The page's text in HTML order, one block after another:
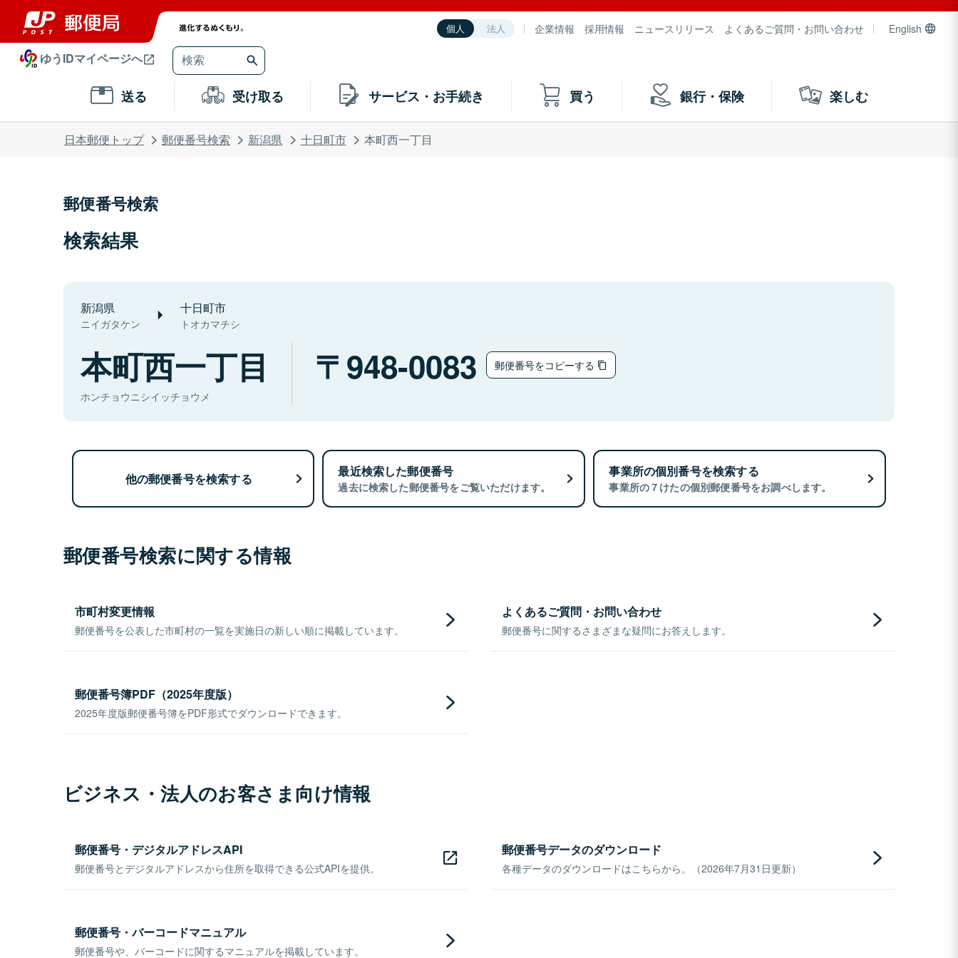
個人 法人 企業情報 採用情報 ニュースリリース よくあるご質問・お問い合わせ English
ゆうIDマイページへ
送る 受け取る サービス・お手続き 買う 銀行・保険 楽しむ
日本郵便トップ 郵便番号検索 新潟県 十日町市 本町西一丁目
郵便番号検索
検索結果
新潟県
ニイガタケン
十日町市
トオカマチシ
本町西一丁目
ホンチョウニシイッチョウメ
948-0083 郵便番号をコピーする
他の郵便番号を検索する 最近検索した郵便番号
過去に検索した郵便番号をご覧いただけます。
事業所の個別番号を検索する
事業所の７けたの個別郵便番号をお調べします。
郵便番号検索に関する情報
市町村変更情報
郵便番号を公表した市町村の一覧を実施日の新しい順に掲載しています。
よくあるご質問・お問い合わせ
郵便番号に関するさまざまな疑問にお答えします。
郵便番号簿PDF（2025年度版）
2025年度版郵便番号簿をPDF形式でダウンロードできます。
ビジネス・法人のお客さま向け情報
郵便番号・デジタルアドレスAPI
郵便番号とデジタルアドレスから住所を取得できる公式APIを提供。
郵便番号データのダウンロード
各種データのダウンロードはこちらから。（2026年7月31日更新）
郵便番号・バーコードマニュアル
郵便番号や、バーコードに関するマニュアルを掲載しています。